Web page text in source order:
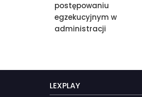
postępowaniu
egzekucyjnym w
administracji
LEXPLAY